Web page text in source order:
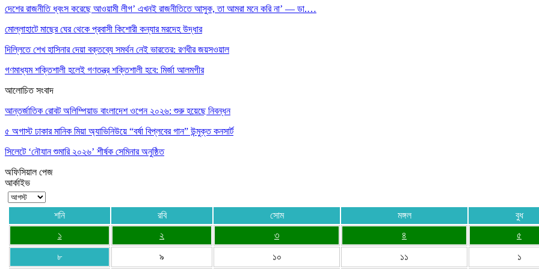
দেশের রাজনীতি ধ্বংস করেছে আওয়ামী লীগ’ এখনই রাজনীতিতে আসুক, তা আমরা মনে করি না’ — ডা.…
মোল্লাহাটে মাছের ঘের থেকে প্রবাসী কিশোরী কন্যার মরদেহ উদ্ধার
দিল্লিতে শেখ হাসিনার দেয়া বক্তব্যে সমর্থন নেই ভারতের: রণধীর জয়সওয়াল
গণমাধ্যম শক্তিশালী হলেই গণতন্ত্র শক্তিশালী হবে: মির্জা আলমগীর
আলোচিত সংবাদ
আন্তর্জাতিক রোবট অলিম্পিয়াড বাংলাদেশ ওপেন ২০২৬: শুরু হয়েছে নিবন্ধন
৫ অগাস্ট ঢাকার মানিক মিয়া অ্যাভিনিউয়ে “বর্ষা বিপ্লবের গান” উন্মুক্ত কনসার্ট
সিলেটে ‘নৌযান শুমারি ২০২৬’ শীর্ষক সেমিনার অনুষ্ঠিত
অফিসিয়াল পেজ
আর্কাইভ
শনি রবি সোম মঙ্গল বুধ
১
২ ৩ ৪ ৫
৮ ৯ ১০ ১১ ১